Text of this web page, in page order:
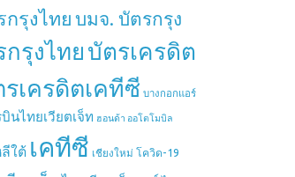
รุงไทย บมจ. บัตรกรุง
กรุงไทย บัตรเครดิต
เครดิตเคทีซี บางกอกแอร์
นไทยเวียตเจ็ท ฮอนด้า ออโตโมบิล
ลีใต้ เคทีซี เชียงใหม่ โควิด-19